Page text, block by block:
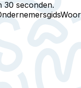
30 seconden.